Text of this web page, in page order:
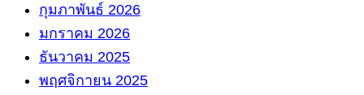
กุมภาพันธ์ 2026
มกราคม 2026
ธันวาคม 2025
พฤศจิกายน 2025